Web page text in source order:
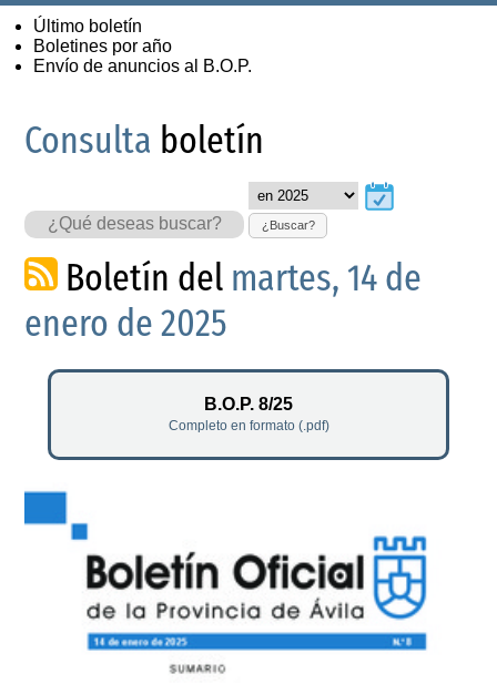
Último boletín
Boletines por año
Envío de anuncios al B.O.P.
Consulta boletín
¿Buscar?
Boletín del martes, 14 de
enero de 2025
B.O.P. 8/25
Completo en formato (.pdf)